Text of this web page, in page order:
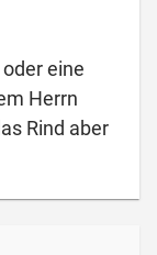
eine
Herrn
Rind aber